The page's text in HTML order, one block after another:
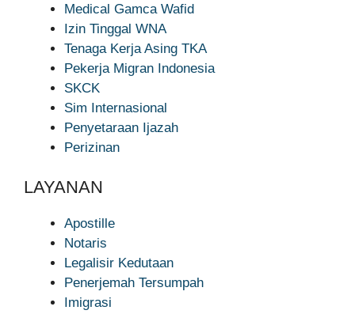
Medical Gamca Wafid
Izin Tinggal WNA
Tenaga Kerja Asing TKA
Pekerja Migran Indonesia
SKCK
Sim Internasional
Penyetaraan Ijazah
Perizinan
LAYANAN
Apostille
Notaris
Legalisir Kedutaan
Penerjemah Tersumpah
Imigrasi